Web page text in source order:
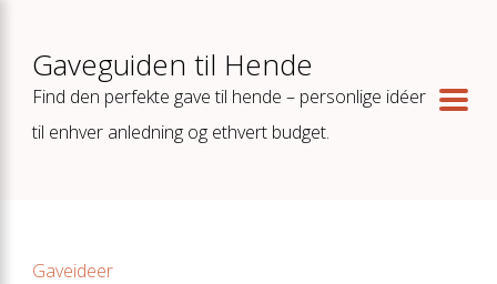
Gaveguiden til Hende
Find den perfekte gave til hende – personlige idéer
til enhver anledning og ethvert budget.
Gaveideer